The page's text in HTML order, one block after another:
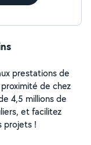
prestations de
de chez
4,5 millions de
et facilitez
projets !